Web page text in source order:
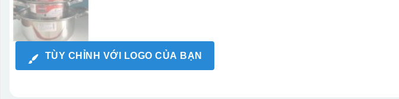
TÙY CHỈNH VỚI LOGO CỦA BẠN